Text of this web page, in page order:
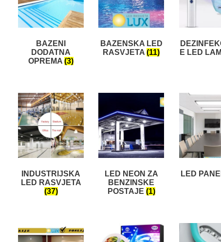
BAZENI
DODATNA
OPREMA(3)
BAZENSKA LED
RASVJETA(11)
E LED
INDUSTRIJSKA
LED RASVJETA
(37)
LED NEON ZA
BENZINSKE
POSTAJE (1)
LED